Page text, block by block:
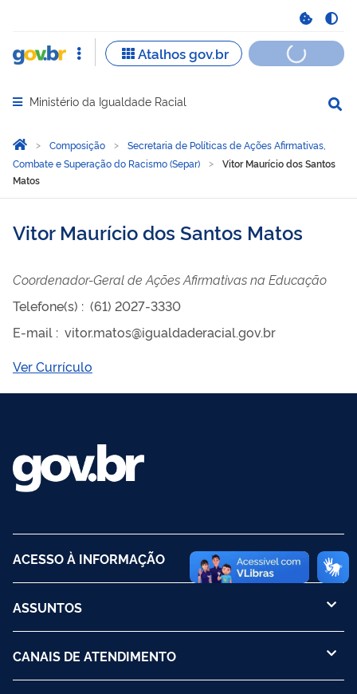
Abrir menu principal de navegação
Ministério da Igualdade Racial
Você está aqui:
Página Inicial
Composição
Secretaria de Políticas de Ações Afirmativas,
Combate e Superação do Racismo (Separ)
Vitor Maurício dos Santos
Matos
Vitor Maurício dos Santos Matos
Coordenador-Geral de Ações Afirmativas na Educação
Telefone(s) : (61) 2027-3330
E-mail : vitor.matos@igualdaderacial.gov.br
Ver Currículo
ACESSO À INFORMAÇÃO
ASSUNTOS
CANAIS DE ATENDIMENTO